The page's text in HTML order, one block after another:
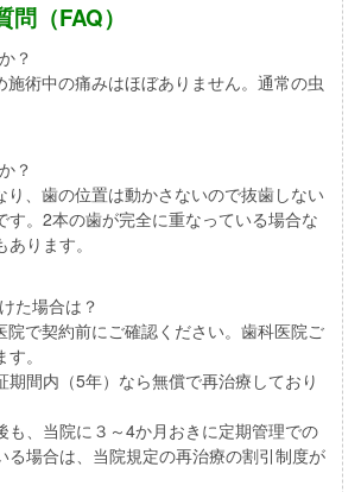
（FAQ）
？
施術中の痛みはほぼありません。通常の虫
？
り、歯の位置は動かさないので抜歯しない
す。2本の歯が完全に重なっている場合な
ります。
た場合は？
院で契約前にご確認ください。歯科医院ご
。
期間内（5年）なら無償で再治療しており
も、当院に３～4か月おきに定期管理での
る場合は、当院規定の再治療の割引制度が